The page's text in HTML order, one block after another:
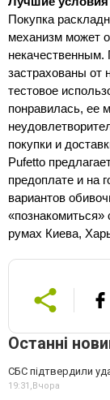
Покупка
механизм может
некачественным.
застрахованы от
тестовое
понравилась, ее
покупки и
Pufetto
предоплате и на
вариантов
румах Киева,
Останні
СБС підтвердили
19:31,Вчора